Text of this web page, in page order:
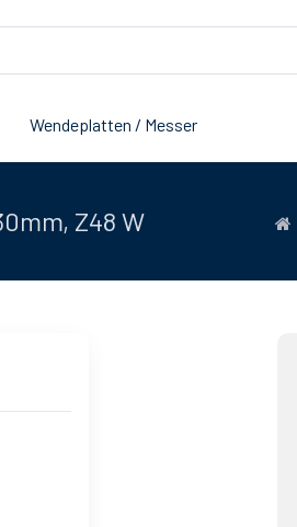
Wendeplatten / Messer
Z48 W